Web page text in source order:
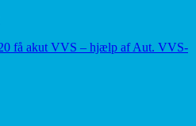
få akut VVS – hjælp af Aut. VVS-